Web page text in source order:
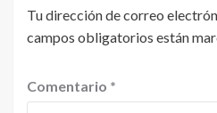
Tu dirección de correo
campos obligatorios están
Comentario *